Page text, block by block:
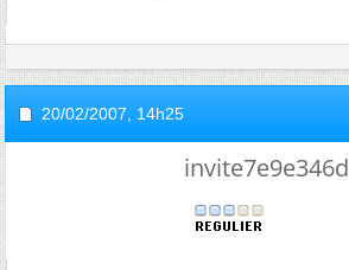
20/02/2007, 14h25
invite7e9e346d